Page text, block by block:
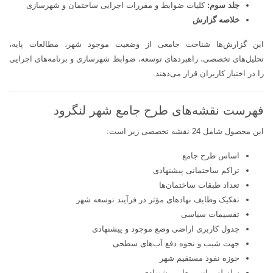
جلد سوم: کلیات ضوابط و مقررات اجرایی ساختمان و شهرسازی
خلاصه گزارش
این گزارش‌ها شناخت جامعی از وضعیت موجود شهر، مطالعات پایه،
تحلیل‌های تخصصی، راهبردهای توسعه، ضوابط شهرسازی و برنامه‌های اجرایی
را در اختیار کاربران قرار می‌دهند.
فهرست نقشه‌های طرح جامع شهر لنگرود
این محصول شامل 24 نقشه تخصصی زیر است:
اساس طرح جامع
تراکم ساختمانی پیشنهادی
تعداد طبقات ساختمان‌ها
تفکیک وظایف نهادهای مؤثر در فرآیند توسعه شهر
تقسیمات سیاسی
جدول کاربری اراضی وضع موجود و پیشنهادی
جهت شیب و نحوه دفع آب‌های سطحی
حوزه نفوذ مستقیم شهر